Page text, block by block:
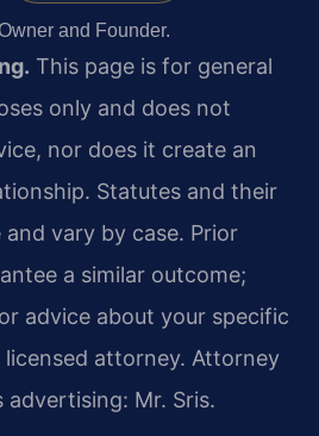
and Founder.
This page is for general
only and does not
nor does it create an
Statutes and their
vary by case. Prior
a similar outcome;
advice about your specific
attorney. Attorney
Mr. Sris.